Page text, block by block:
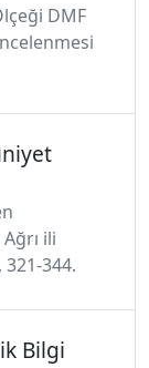
DMF
ili
344.
Bilgi